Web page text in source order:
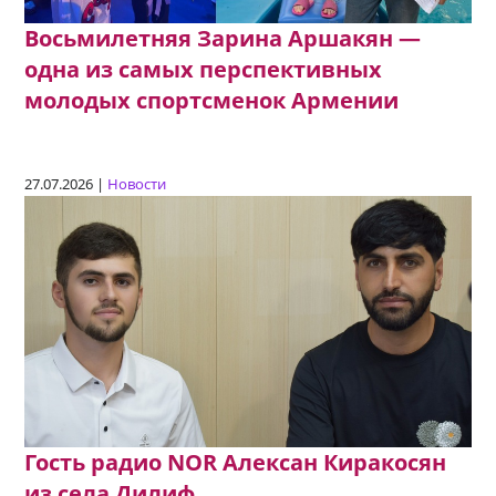
Восьмилетняя Зарина Аршакян —
одна из самых перспективных
молодых спортсменок Армении
27.07.2026 | Новости
Гость радио NOR Алексан Киракосян